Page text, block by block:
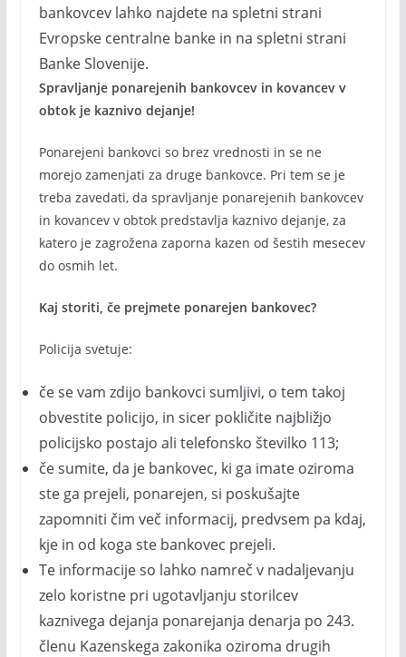
bankovcev lahko najdete na spletni strani
Evropske centralne banke in na spletni strani
Banke Slovenije.
Spravljanje ponarejenih bankovcev in kovancev v
obtok je kaznivo dejanje!
Ponarejeni bankovci so brez vrednosti in se ne
morejo zamenjati za druge bankovce. Pri tem se je
treba zavedati, da spravljanje ponarejenih bankovcev
in kovancev v obtok predstavlja kaznivo dejanje, za
katero je zagrožena zaporna kazen od šestih mesecev
do osmih let.
Kaj storiti, če prejmete ponarejen bankovec?
Policija svetuje:
če se vam zdijo bankovci sumljivi, o tem takoj
obvestite policijo, in sicer pokličite najbližjo
policijsko postajo ali telefonsko številko 113;
če sumite, da je bankovec, ki ga imate oziroma
ste ga prejeli, ponarejen, si poskušajte
zapomniti čim več informacij, predvsem pa kdaj,
kje in od koga ste bankovec prejeli.
Te informacije so lahko namreč v nadaljevanju
zelo koristne pri ugotavljanju storilcev
kaznivega dejanja ponarejanja denarja po 243.
členu Kazenskega zakonika oziroma drugih